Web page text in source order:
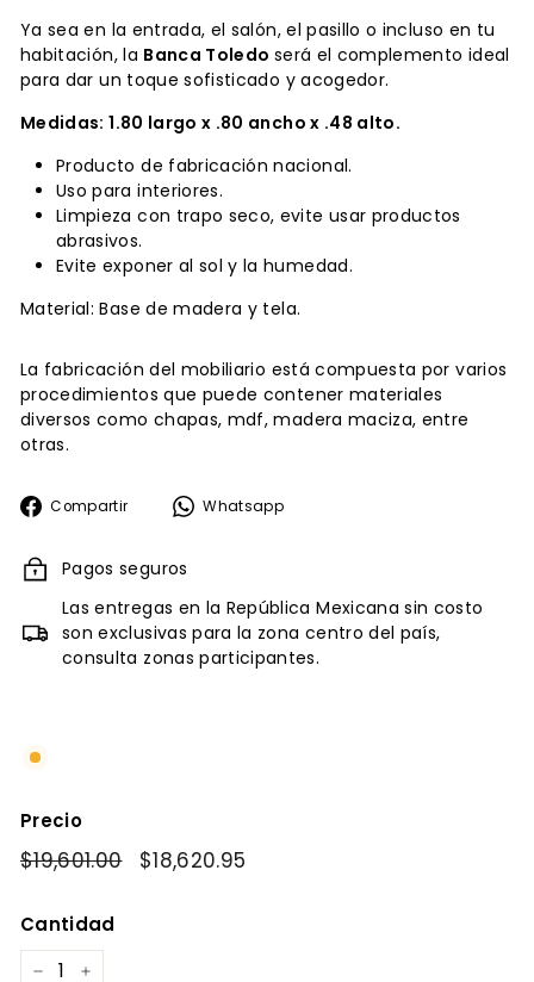
Ya sea en la entrada, el salón, el pasillo o incluso en tu
habitación, la Banca Toledo será el complemento ideal
para dar un toque sofisticado y acogedor.
Medidas: 1.80 largo x .80 ancho x .48 alto.
Producto de fabricación nacional.
Uso para interiores.
Limpieza con trapo seco, evite usar productos
abrasivos.
Evite exponer al sol y la humedad.
Material: Base de madera y tela.
La fabricación del mobiliario está compuesta por varios
procedimientos que puede contener materiales
diversos como chapas, mdf, madera maciza, entre
otras.
Compartir
CompartirWhatsapp
Pagos seguros
Las entregas en la República Mexicana sin costo
son exclusivas para la zona centro del país,
consulta zonas participantes.
Precio
Precio
$19,601.00$19,601.00
Precio
$18,620.95
Cantidad